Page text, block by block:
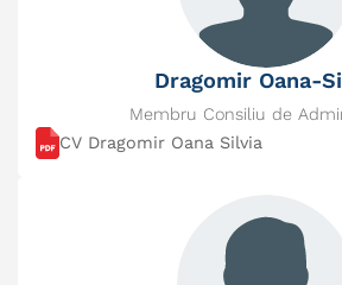
Dragomir Oana-
Membru Consiliu de
CV Dragomir Oana Silvia